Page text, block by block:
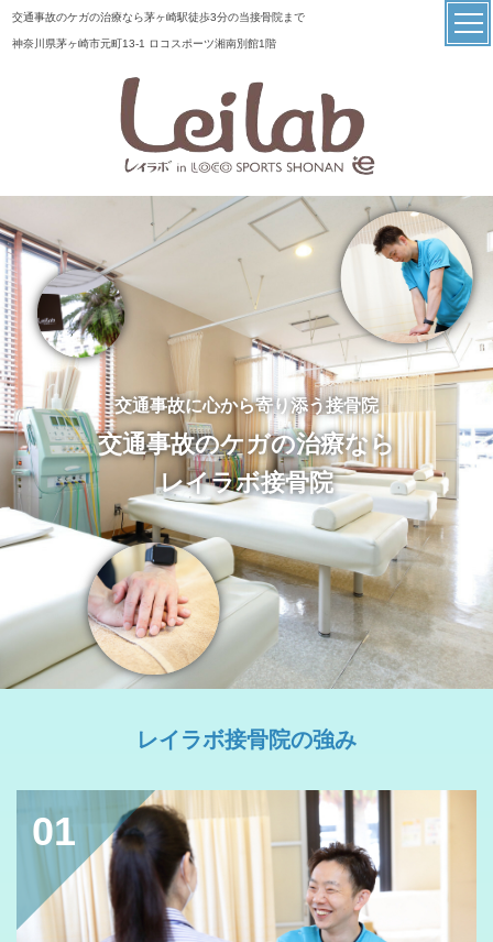
交通事故のケガの治療なら茅ヶ崎駅徒歩3分の当接骨院まで
神奈川県茅ヶ崎市元町13-1 ロコスポーツ湘南別館1階
交通事故に心から寄り添う接骨院
交通事故のケガの治療なら
レイラボ接骨院
レイラボ接骨院の強み
01